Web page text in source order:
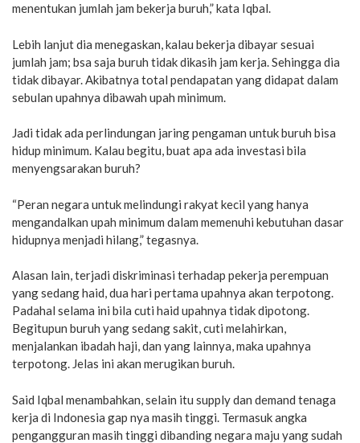
menentukan jumlah jam bekerja buruh,” kata Iqbal.
Lebih lanjut dia menegaskan, kalau bekerja dibayar sesuai
jumlah jam; bsa saja buruh tidak dikasih jam kerja. Sehingga dia
tidak dibayar. Akibatnya total pendapatan yang didapat dalam
sebulan upahnya dibawah upah minimum.
Jadi tidak ada perlindungan jaring pengaman untuk buruh bisa
hidup minimum. Kalau begitu, buat apa ada investasi bila
menyengsarakan buruh?
“Peran negara untuk melindungi rakyat kecil yang hanya
mengandalkan upah minimum dalam memenuhi kebutuhan dasar
hidupnya menjadi hilang,” tegasnya.
Alasan lain, terjadi diskriminasi terhadap pekerja perempuan
yang sedang haid, dua hari pertama upahnya akan terpotong.
Padahal selama ini bila cuti haid upahnya tidak dipotong.
Begitupun buruh yang sedang sakit, cuti melahirkan,
menjalankan ibadah haji, dan yang lainnya, maka upahnya
terpotong. Jelas ini akan merugikan buruh.
Said Iqbal menambahkan, selain itu supply dan demand tenaga
kerja di Indonesia gap nya masih tinggi. Termasuk angka
pengangguran masih tinggi dibanding negara maju yang sudah